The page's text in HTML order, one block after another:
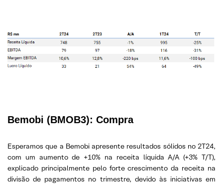
Bemobi (BMOB3): Compra
Esperamos que a Bemobi apresente resultados sólidos no 2T24,
com um aumento de +10% na receita líquida A/A (+3% T/T),
explicado principalmente pelo forte crescimento da receita na
divisão de pagamentos no trimestre, devido às iniciativas em